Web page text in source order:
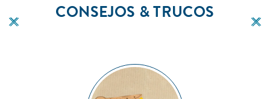
CONSEJOS & TRUCOS